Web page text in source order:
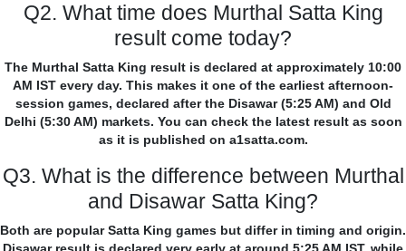
Q2. What time does Murthal Satta King
result come today?
The Murthal Satta King result is declared at approximately 10:00
AM IST every day. This makes it one of the earliest afternoon-
session games, declared after the Disawar (5:25 AM) and Old
Delhi (5:30 AM) markets. You can check the latest result as soon
as it is published on a1satta.com.
Q3. What is the difference between Murthal
and Disawar Satta King?
Both are popular Satta King games but differ in timing and origin.